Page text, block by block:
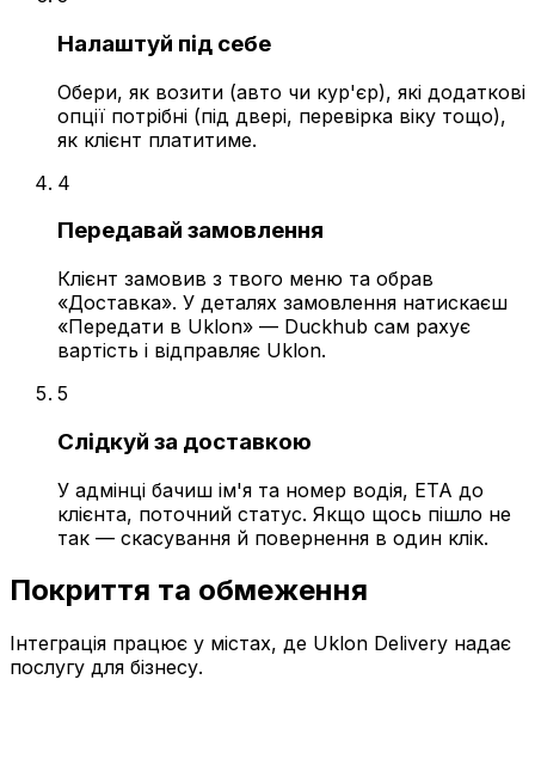
Налаштуй під себе
Обери, як возити (авто чи кур'єр), які додаткові
опції потрібні (під двері, перевірка віку тощо),
як клієнт платитиме.
4
Передавай замовлення
Клієнт замовив з твого меню та обрав
«Доставка». У деталях замовлення натискаєш
«Передати в Uklon» — Duckhub сам рахує
вартість і відправляє Uklon.
5
Слідкуй за доставкою
У адмінці бачиш ім'я та номер водія, ETA до
клієнта, поточний статус. Якщо щось пішло не
так — скасування й повернення в один клік.
Покриття та обмеження
Інтеграція працює у містах, де Uklon Delivery надає
послугу для бізнесу.